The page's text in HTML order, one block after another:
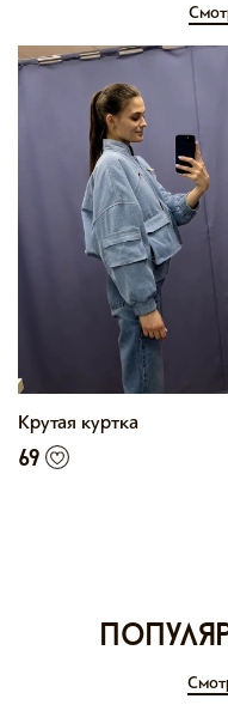
Крутая куртка
69